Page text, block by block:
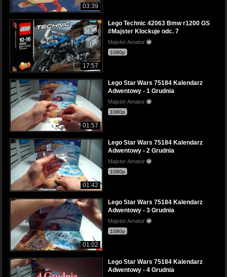
03:39
17:57
Lego Technic 42063 Bmw r1200 GS
#Majster Klockuje odc. 7
Majster Amator
1080p
01:57
Lego Star Wars 75184 Kalendarz
Adwentowy - 1 Grudnia
Majster Amator
1080p
01:42
Lego Star Wars 75184 Kalendarz
Adwentowy - 2 Grudnia
Majster Amator
1080p
01:02
Lego Star Wars 75184 Kalendarz
Adwentowy - 3 Grudnia
Majster Amator
1080p
Lego Star Wars 75184 Kalendarz
Adwentowy - 4 Grudnia